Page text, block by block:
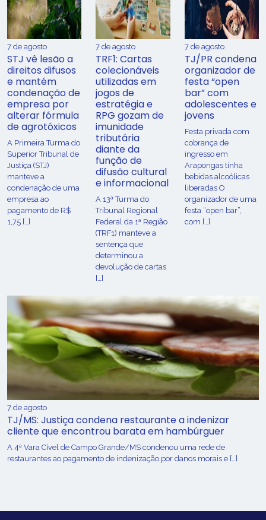
7 de agosto
STJ vê lesão a
direitos difusos
e mantém
condenação de
empresa por
alterar fórmula
de agrotóxicos
​A Primeira Turma do
Superior Tribunal de
Justiça (STJ)
manteve a
condenação de uma
empresa ao
pagamento de R$
1,75 […]
7 de agosto
TRF1: Cartas
colecionáveis
utilizadas em
jogos de
estratégia e
RPG gozam de
imunidade
tributária
diante da
função de
difusão cultural
e informacional
A 13ª Turma do
Tribunal Regional
Federal da 1ª Região
(TRF1) manteve a
sentença que
determinou a
devolução de cartas
[…]
7 de agosto
TJ/PR condena
organizador de
festa “open
bar” com
adolescentes e
jovens
Festa privada com
cobrança de
ingresso em
Arapongas tinha
bebidas alcoólicas
liberadas O
organizador de uma
festa “open bar”,
com […]
7 de agosto
TJ/MS: Justiça condena restaurante a indenizar
cliente que encontrou barata em hambúrguer
A 4ª Vara Cível de Campo Grande/MS condenou uma rede de
restaurantes ao pagamento de indenização por danos morais e […]